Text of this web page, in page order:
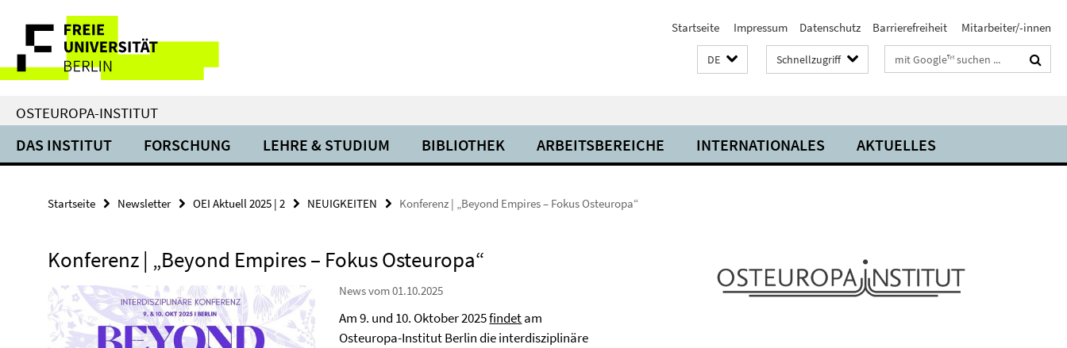
direkt
Inhalt
Service-
Navigation
Startseite Impressum Datenschutz Barrierefreiheit Mitarbeiter/-innen
DE Schnellzugriff Suchbegriffe
OSTEUROPA-INSTITUT
DAS INSTITUT FORSCHUNG LEHRE & STUDIUM BIBLIOTHEK ARBEITSBEREICHE INTERNATIONALES AKTUELLES
Startseite Newsletter OEI Aktuell 2025 | 2 NEUIGKEITEN Konferenz | „Beyond Empires – Fokus Osteuropa“
Konferenz | „Beyond Empires – Fokus Osteuropa“
News vom 01.10.2025
Am 9. und 10. Oktober 2025findetam
Osteuropa-Institut Berlin die interdisziplinäre